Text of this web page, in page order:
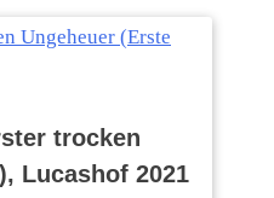
trocken
Lucashof 2021